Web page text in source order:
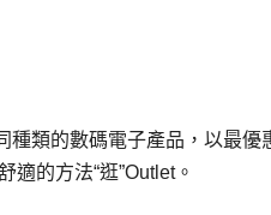
類的數碼電子產品，以最
的方法“逛”Outlet。